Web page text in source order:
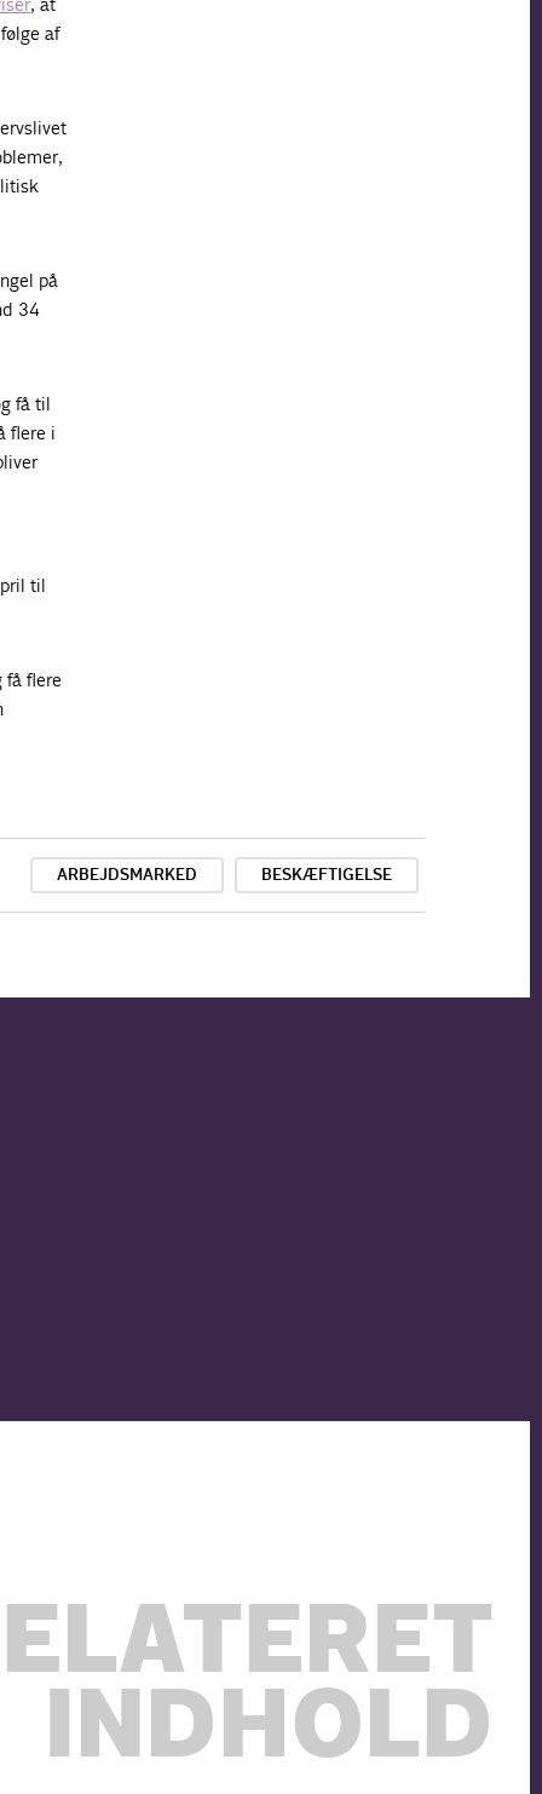
af
på
34
få til
flere i
til
få flere
ARBEJDSMARKED BESKÆFTIGELSE
INDHOLD